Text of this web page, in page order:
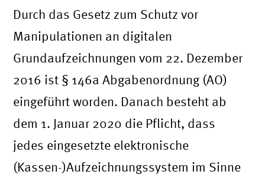
Durch das Gesetz zum Schutz vor
Manipulationen an digitalen
Grundaufzeichnungen vom 22. Dezember
2016 ist § 146a Abgabenordnung (AO)
eingeführt worden. Danach besteht ab
dem 1. Januar 2020 die Pflicht, dass
jedes eingesetzte elektronische
(Kassen-)Aufzeichnungssystem im Sinne